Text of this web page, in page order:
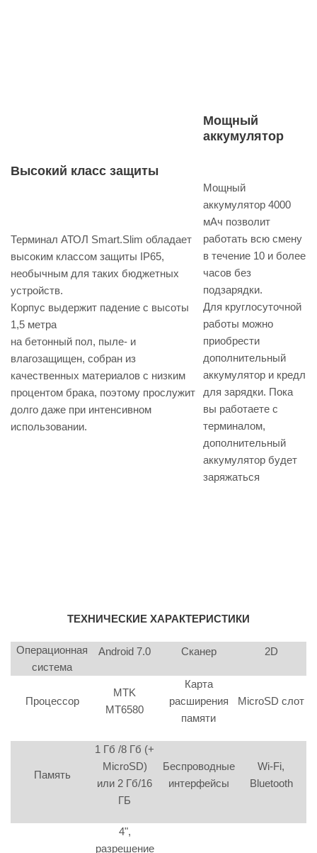
Высокий класс защиты
Терминал АТОЛ Smart.Slim обладает
высоким классом защиты IP65,
необычным для таких бюджетных
устройств.
Корпус выдержит падение с высоты
1,5 метра
на бетонный пол, пыле- и
влагозащищен, собран из
качественных материалов с низким
процентом брака, поэтому прослужит
долго даже при интенсивном
использовании.
Мощный
аккумулятор
Мощный
аккумулятор 4000
мАч позволит
работать всю смену
в течение 10 и более
часов без
подзарядки.
Для круглосуточной
работы можно
приобрести
дополнительный
аккумулятор и кредл
для зарядки. Пока
вы работаете с
терминалом,
дополнительный
аккумулятор будет
заряжаться
ТЕХНИЧЕСКИЕ ХАРАКТЕРИСТИКИ
Операционная
система
Android 7.0 Сканер 2D
Процессор
MTK
MT6580
Карта
расширения
памяти
MicroSD слот
Память
1 Гб /8 Гб (+
MicroSD)
или 2 Гб/16
ГБ
Беспроводные
интерфейсы
Wi-Fi,
Bluetooth
4",
разрешение